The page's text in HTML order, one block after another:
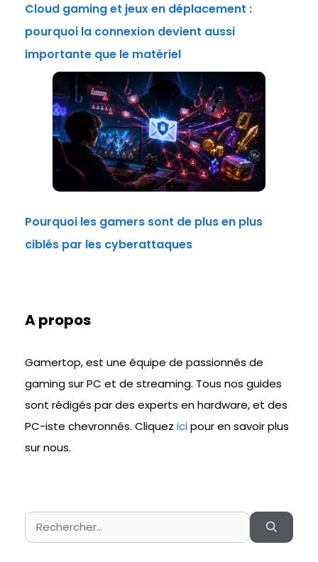
Cloud gaming et jeux en déplacement :
pourquoi la connexion devient aussi
importante que le matériel
Pourquoi les gamers sont de plus en plus
ciblés par les cyberattaques
A propos
Gamertop, est une équipe de passionnés de
gaming sur PC et de streaming. Tous nos guides
sont rédigés par des experts en hardware, et des
PC-iste chevronnés. Cliquez icipour en savoir plus
sur nous.
Rechercher :